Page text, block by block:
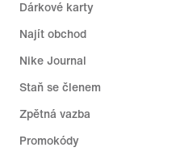
Dárkové karty
Najít obchod
Nike Journal
Staň se členem
Zpětná vazba
Promokódy